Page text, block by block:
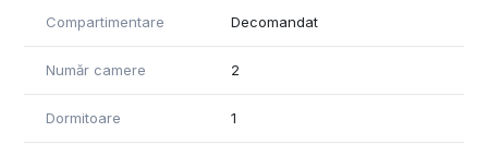
Compartimentare Decomandat
Număr camere 2
Dormitoare 1